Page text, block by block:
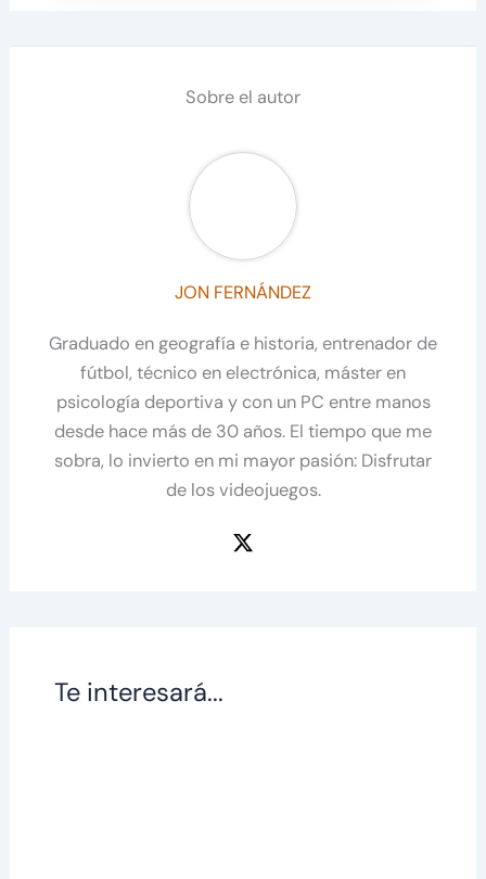
Sobre el autor
JON FERNÁNDEZ
Graduado en geografía e historia, entrenador de
fútbol, técnico en electrónica, máster en
psicología deportiva y con un PC entre manos
desde hace más de 30 años. El tiempo que me
sobra, lo invierto en mi mayor pasión: Disfrutar
de los videojuegos.
Te interesará...